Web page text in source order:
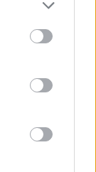
τα 90ά